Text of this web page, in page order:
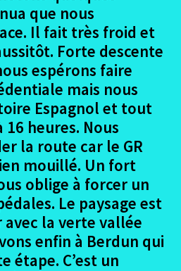
menu
enfant
Ouvrir
le
menu
que nous
Il fait très froid et
Forte descente
espérons faire
mais nous
Espagnol et tout
16 heures. Nous
la route car le GR
mouillé. Un fort
oblige à forcer un
Le paysage est
la verte vallée
enfin à Berdun qui
étape. C’est un